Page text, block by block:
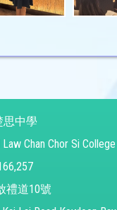
思中學
Chan Chor Si College
禮道10號